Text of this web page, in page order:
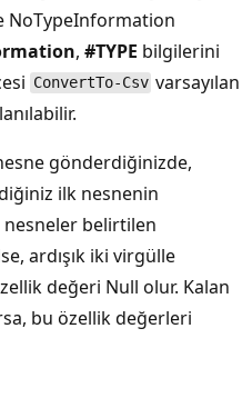
NoTypeInformation
, #TYPE bilgilerini
ConvertTo-Csv varsayılan
gönderdiğinizde,
ilk nesnenin
nesneler belirtilen
ardışık iki virgülle
değeri Null olur. Kalan
bu özellik değerleri